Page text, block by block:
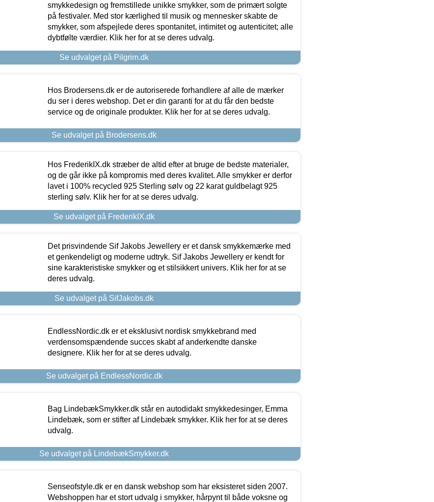
smykkedesign og fremstillede unikke smykker, som de primært solgte
på festivaler. Med stor kærlighed til musik og mennesker skabte de
smykker, som afspejlede deres spontanitet, intimitet og autenticitet; alle
dybtfølte værdier. Klik her for at se deres udvalg.
Se udvalget på Pilgrim.dk
Hos Brodersens.dk er de autoriserede forhandlere af alle de mærker
du ser i deres webshop. Det er din garanti for at du får den bedste
service og de originale produkter. Klik her for at se deres udvalg.
Se udvalget på Brodersens.dk
Hos FrederikIX.dk stræber de altid efter at bruge de bedste materialer,
og de går ikke på kompromis med deres kvalitet. Alle smykker er derfor
lavet i 100% recycled 925 Sterling sølv og 22 karat guldbelagt 925
sterling sølv. Klik her for at se deres udvalg.
Se udvalget på FrederikIX.dk
Det prisvindende Sif Jakobs Jewellery er et dansk smykkemærke med
et genkendeligt og moderne udtryk. Sif Jakobs Jewellery er kendt for
sine karakteristiske smykker og et stilsikkert univers. Klik her for at se
deres udvalg.
Se udvalget på SifJakobs.dk
EndlessNordic.dk er et eksklusivt nordisk smykkebrand med
verdensomspændende succes skabt af anderkendte danske
designere. Klik her for at se deres udvalg.
Se udvalget på EndlessNordic.dk
Bag LindebækSmykker.dk står en autodidakt smykkedesinger, Emma
Lindebæk, som er stifter af Lindebæk smykker. Klik her for at se deres
udvalg.
Se udvalget på LindebækSmykker.dk
Senseofstyle.dk er en dansk webshop som har eksisteret siden 2007.
Webshoppen har et stort udvalg i smykker, hårpynt til både voksne og